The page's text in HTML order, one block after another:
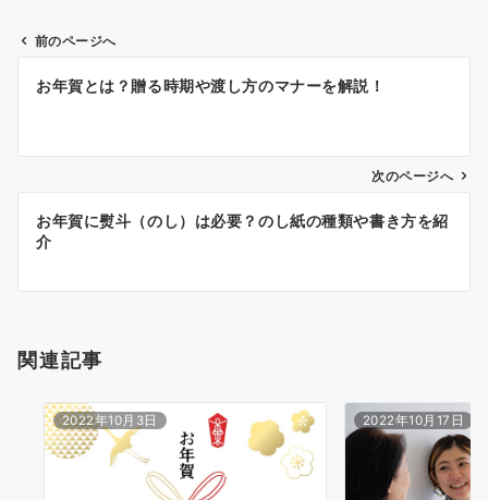
ビ
ン
前のページへ
お年賀とは？贈る時期や渡し方のマナーを解説！
次のページへ
お年賀に熨斗（のし）は必要？のし紙の種類や書き方を紹
介
関連記事
2022年10月3日 2022年10月17日